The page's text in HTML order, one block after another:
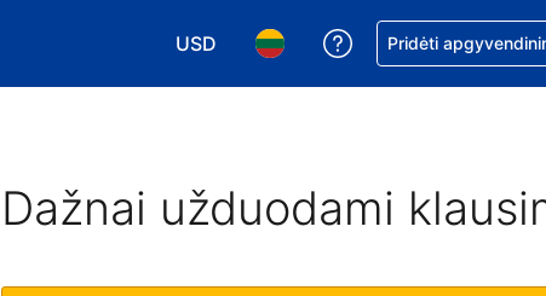
USD
Pasirinkite valiutą. Jūsų pasirinkta
Pasirinkite kalbą. Jūsų
Pagalba dėl
Pridėti
Dažnai užduodami